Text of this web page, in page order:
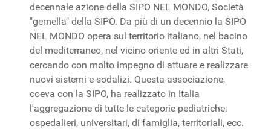
decennale azione della SIPO NEL MONDO, Società
"gemella" della SIPO. Da più di un decennio la SIPO
NEL MONDO opera sul territorio italiano, nel bacino
del mediterraneo, nel vicino oriente ed in altri Stati,
cercando con molto impegno di attuare e realizzare
nuovi sistemi e sodalizi. Questa associazione,
coeva con la SIPO, ha realizzato in Italia
l'aggregazione di tutte le categorie pediatriche:
ospedalieri, universitari, di famiglia, territoriali, ecc.